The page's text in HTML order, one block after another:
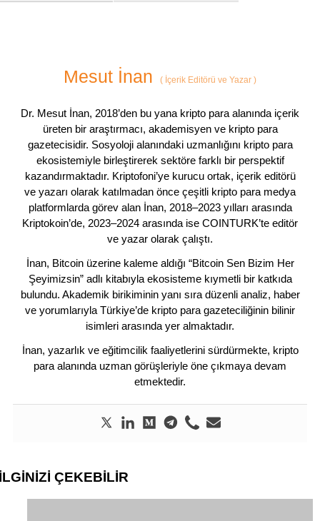
Mesut İnan ( İçerik Editörü ve Yazar )
Dr. Mesut İnan, 2018’den bu yana kripto para alanında içerik
üreten bir araştırmacı, akademisyen ve kripto para
gazetecisidir. Sosyoloji alanındaki uzmanlığını kripto para
ekosistemiyle birleştirerek sektöre farklı bir perspektif
kazandırmaktadır. Kriptofoni’ye kurucu ortak, içerik editörü
ve yazarı olarak katılmadan önce çeşitli kripto para medya
platformlarda görev alan İnan, 2018–2023 yılları arasında
Kriptokoin’de, 2023–2024 arasında ise COINTURK’te editör
ve yazar olarak çalıştı.
İnan, Bitcoin üzerine kaleme aldığı “Bitcoin Sen Bizim Her
Şeyimizsin” adlı kitabıyla ekosisteme kıymetli bir katkıda
bulundu. Akademik birikiminin yanı sıra düzenli analiz, haber
ve yorumlarıyla Türkiye’de kripto para gazeteciliğinin bilinir
isimleri arasında yer almaktadır.
İnan, yazarlık ve eğitimcilik faaliyetlerini sürdürmekte, kripto
para alanında uzman görüşleriyle öne çıkmaya devam
etmektedir.
ÇEKEBİLİR